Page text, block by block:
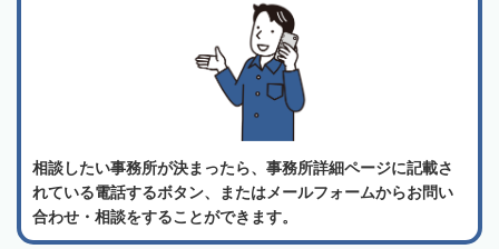
相談したい事務所が決まったら、事務所詳細ページに記載さ
れている電話するボタン、またはメールフォームからお問い
合わせ・相談をすることができます。